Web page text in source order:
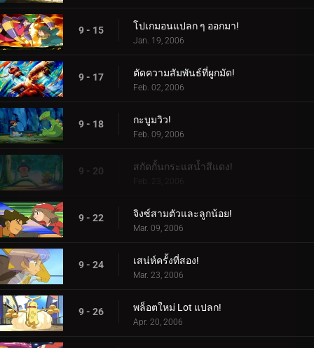
9 - 15 โปเกมอนแปลก ๆ ออกมา!
Jan. 19, 2006
9 - 17 ตัดความสัมพันธ์ที่ผูกมัด!
Feb. 02, 2006
9 - 18 กะบูมวิว!
Feb. 09, 2006
9 - 20 สกัดกั้นกระแสน้ำสีแดง!
Feb. 23, 2006
9 - 22 จิงซ์สามตัวและลูกน้อย!
Mar. 09, 2006
9 - 24 เสน่ห์ครั้งที่สอง!
Mar. 23, 2006
9 - 26 พล็อตใหม่ Lot แปลก!
Apr. 20, 2006